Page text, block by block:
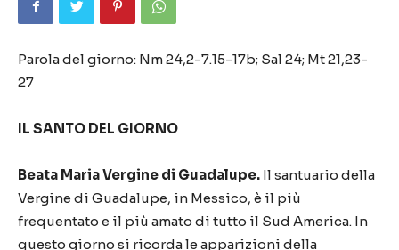
Parola del giorno: Nm 24,2-7.15-17b; Sal 24; Mt 21,23-
27
IL SANTO DEL GIORNO
Beata Maria Vergine di Guadalupe. Il santuario della
Vergine di Guadalupe, in Messico, è il più
frequentato e il più amato di tutto il Sud America. In
questo giorno si ricorda le apparizioni della